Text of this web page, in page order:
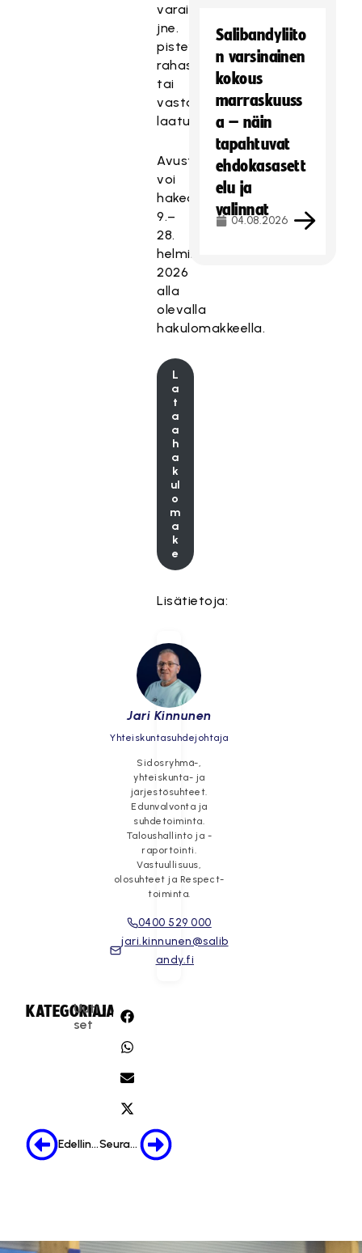
varainkeruuta
jne.
pisteyttämällä
rahastot
tai
vastaavat
laatukriteerein.
Avustuksia
voi
hakea
9.–
28.
helmikuuta
2026
alla
olevalla
hakulomakkeella.
L
a
t
a
a
h
a
k
ul
o
m
a
k
e
Lisätietoja:
Jari Kinnunen
Yhteiskuntasuhdejohtaja
Sidosryhmä-,
yhteiskunta- ja
järjestösuhteet.
Edunvalvonta ja
suhdetoiminta.
Taloushallinto ja -
raportointi.
Vastuullisuus,
olosuhteet ja Respect-
toiminta.
0400 529 000
jari.kinnunen@salib
andy.fi
KATEGORIA:
Uuti
set
JAA:
Edellinen Seuraava
Salibandyliito
n varsinainen
kokous
marraskuuss
a – näin
tapahtuvat
ehdokasasett
elu ja
valinnat
04.08.2026